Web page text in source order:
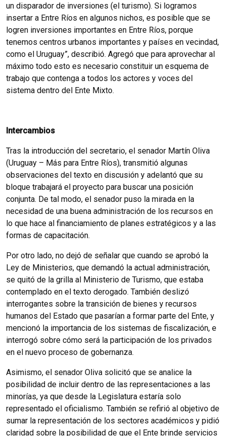
un disparador de inversiones (el turismo). Si logramos
insertar a Entre Ríos en algunos nichos, es posible que se
logren inversiones importantes en Entre Ríos, porque
tenemos centros urbanos importantes y países en vecindad,
como el Uruguay”, describió. Agregó que para aprovechar al
máximo todo esto es necesario constituir un esquema de
trabajo que contenga a todos los actores y voces del
sistema dentro del Ente Mixto.
Intercambios
Tras la introducción del secretario, el senador Martín Oliva
(Uruguay – Más para Entre Ríos), transmitió algunas
observaciones del texto en discusión y adelantó que su
bloque trabajará el proyecto para buscar una posición
conjunta. De tal modo, el senador puso la mirada en la
necesidad de una buena administración de los recursos en
lo que hace al financiamiento de planes estratégicos y a las
formas de capacitación.
Por otro lado, no dejó de señalar que cuando se aprobó la
Ley de Ministerios, que demandó la actual administración,
se quitó de la grilla al Ministerio de Turismo, que estaba
contemplado en el texto derogado. También deslizó
interrogantes sobre la transición de bienes y recursos
humanos del Estado que pasarían a formar parte del Ente, y
mencionó la importancia de los sistemas de fiscalización, e
interrogó sobre cómo será la participación de los privados
en el nuevo proceso de gobernanza.
Asimismo, el senador Oliva solicitó que se analice la
posibilidad de incluir dentro de las representaciones a las
minorías, ya que desde la Legislatura estaría solo
representado el oficialismo. También se refirió al objetivo de
sumar la representación de los sectores académicos y pidió
claridad sobre la posibilidad de que el Ente brinde servicios